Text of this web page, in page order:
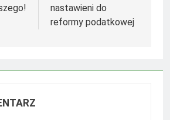
nastawieni do
reformy podatkowej